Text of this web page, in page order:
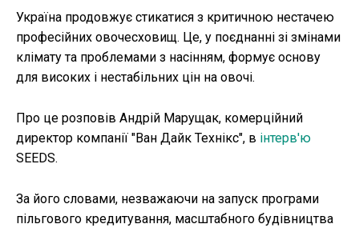
Україна продовжує стикатися з критичною нестачею
професійних овочесховищ. Це, у поєднанні зі змінами
клімату та проблемами з насінням, формує основу
для високих і нестабільних цін на овочі.
Про це розповів Андрій Марущак, комерційний
директор компанії "Ван Дайк Технікс", в інтерв'ю
SEEDS.
За його словами, незважаючи на запуск програми
пільгового кредитування, масштабного будівництва